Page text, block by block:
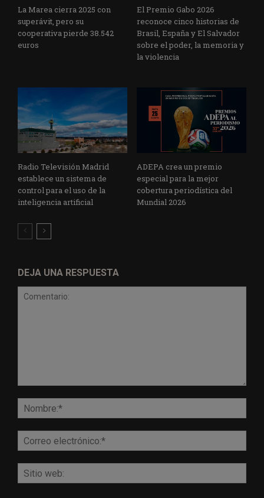
La Marea cierra 2025 con
superávit, pero su
cooperativa pierde 38.542
euros
El Premio Gabo 2026
reconoce cinco historias de
Brasil, España y El Salvador
sobre el poder, la memoria y
la violencia
Radio Televisión Madrid
establece un sistema de
control para el uso de la
inteligencia artificial
ADEPA crea un premio
especial para la mejor
cobertura periodística del
Mundial 2026
DEJA UNA RESPUESTA
web: